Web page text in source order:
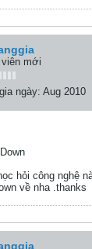
mới
ngày: Aug 2010
hỏi công nghệ
về nha .thanks